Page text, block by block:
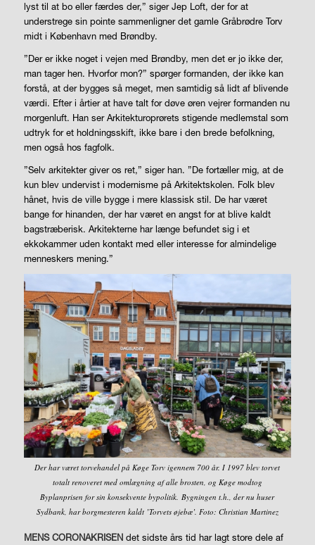
lyst til at bo eller færdes der,” siger Jep Loft, der for at
understrege sin pointe sammenligner det gamle Gråbrødre Torv
midt i København med Brøndby.
”Der er ikke noget i vejen med Brøndby, men det er jo ikke der,
man tager hen. Hvorfor mon?” spørger formanden, der ikke kan
forstå, at der bygges så meget, men samtidig så lidt af blivende
værdi. Efter i årtier at have talt for døve øren vejrer formanden nu
morgenluft. Han ser Arkitekturoprørets stigende medlemstal som
udtryk for et holdningsskift, ikke bare i den brede befolkning,
men også hos fagfolk.
”Selv arkitekter giver os ret,” siger han. ”De fortæller mig, at de
kun blev undervist i modernisme på Arkitektskolen. Folk blev
hånet, hvis de ville bygge i mere klassisk stil. De har været
bange for hinanden, der har været en angst for at blive kaldt
bagstræberisk. Arkitekterne har længe befundet sig i et
ekkokammer uden kontakt med eller interesse for almindelige
menneskers mening.”
Der har været torvehandel på Køge Torv igennem 700 år. I 1997 blev torvet
totalt renoveret med omlægning af alle brosten, og Køge modtog
Byplanprisen for sin konsekvente bypolitik. Bygningen t.h., der nu huser
Sydbank, har borgmesteren kaldt ’Torvets øjebæ’. Foto: Christian Martinez
MENS CORONAKRISENdet sidste års tid har lagt store dele af